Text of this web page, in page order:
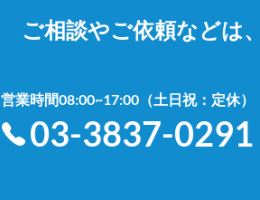
ご相談やご依頼などは、
営業時間08:00~17:00（土日祝：定休）
03-3837-0291